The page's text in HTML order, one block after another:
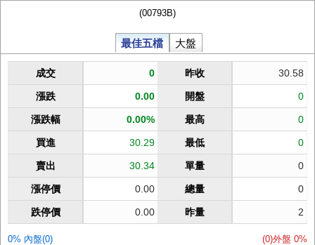
(00793B)
最佳五檔 大盤
成交 0 昨收 30.58
漲跌 0.00 開盤 0
漲跌幅 0.00% 最高 0
買進 30.29 最低 0
賣出 30.34 單量 0
漲停價 0.00 總量 0
跌停價 0.00 昨量 2
0% 內盤(0) (0)外盤 0%